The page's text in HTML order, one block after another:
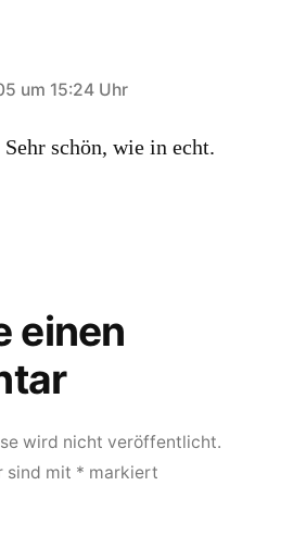
um 15:24 Uhr
schön, wie in echt.
einen
wird nicht veröffentlicht.
sind mit * markiert